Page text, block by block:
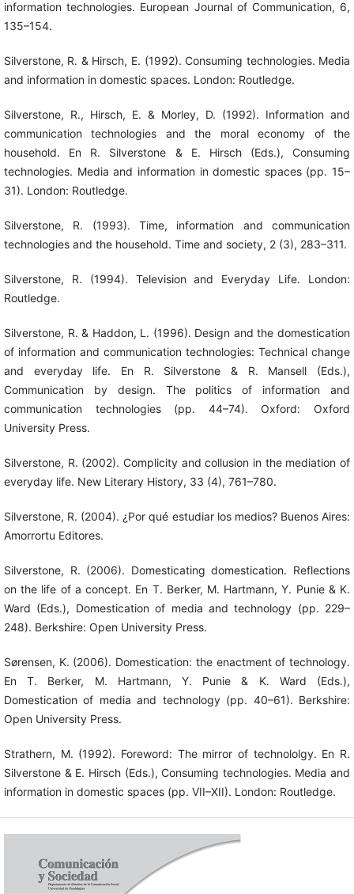
information technologies. European Journal of Communication, 6,
135–154.
Silverstone, R. & Hirsch, E. (1992). Consuming technologies. Media
and information in domestic spaces. London: Routledge.
Silverstone, R., Hirsch, E. & Morley, D. (1992). Information and
communication technologies and the moral economy of the
household. En R. Silverstone & E. Hirsch (Eds.), Consuming
technologies. Media and information in domestic spaces (pp. 15–
31). London: Routledge.
Silverstone, R. (1993). Time, information and communication
technologies and the household. Time and society, 2 (3), 283–311.
Silverstone, R. (1994). Television and Everyday Life. London:
Routledge.
Silverstone, R. & Haddon, L. (1996). Design and the domestication
of information and communication technologies: Technical change
and everyday life. En R. Silverstone & R. Mansell (Eds.),
Communication by design. The politics of information and
communication technologies (pp. 44–74). Oxford: Oxford
University Press.
Silverstone, R. (2002). Complicity and collusion in the mediation of
everyday life. New Literary History, 33 (4), 761–780.
Silverstone, R. (2004). ¿Por qué estudiar los medios? Buenos Aires:
Amorrortu Editores.
Silverstone, R. (2006). Domesticating domestication. Reflections
on the life of a concept. En T. Berker, M. Hartmann, Y. Punie & K.
Ward (Eds.), Domestication of media and technology (pp. 229–
248). Berkshire: Open University Press.
Sørensen, K. (2006). Domestication: the enactment of technology.
En T. Berker, M. Hartmann, Y. Punie & K. Ward (Eds.),
Domestication of media and technology (pp. 40–61). Berkshire:
Open University Press.
Strathern, M. (1992). Foreword: The mirror of technololgy. En R.
Silverstone & E. Hirsch (Eds.), Consuming technologies. Media and
information in domestic spaces (pp. VII–XII). London: Routledge.